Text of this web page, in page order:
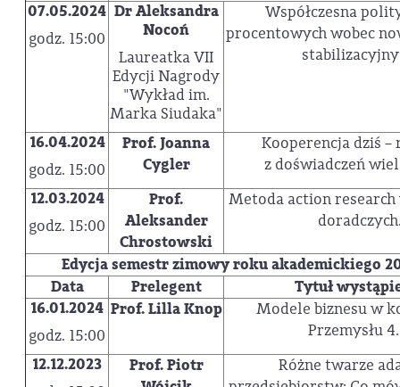
07.05.2024
godz. 15:00
Dr Aleksandra
Nocoń
Laureatka VII
Edycji Nagrody
"Wykład im.
Marka Siudaka"
Współczesna
procentowych wobec
16.04.2024
godz. 15:00
Prof. Joanna
Cygler
Kooperencja dziś
z doświadczeń
12.03.2024
godz. 15:00
Prof.
Aleksander
Chrostowski
Metoda action
Edycja semestr zimowy roku akademickiego
Data
Prelegent
Tytuł
16.01.2024
godz. 15:00
Prof. Lilla Knop
Modele biznesu w
Przemysłu
12.12.2023
Prof. Piotr
Różne twarze